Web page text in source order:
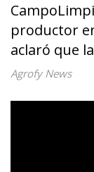
productor
aclaró que
Agrofy News